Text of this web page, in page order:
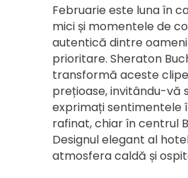
Februarie este luna în
mici și momentele de
autentică dintre
prioritare. Sheraton
transformă aceste
prețioase, invitându-vă
exprimați sentimentele
rafinat, chiar în centrul
Designul elegant al
atmosfera caldă și